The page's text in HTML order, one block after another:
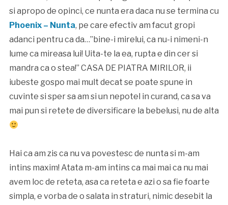
si apropo de opinci, ce nunta era daca nu se termina cu
Phoenix – Nunta, pe care efectiv am facut gropi
adanci pentru ca da…”bine-i mirelui, ca nu-i nimeni-n
lume ca mireasa lui! Uita-te la ea, rupta e din cer si
mandra ca o stea!” CASA DE PIATRA MIRILOR, ii
iubeste gospo mai mult decat se poate spune in
cuvinte si sper sa am si un nepotel in curand, ca sa va
mai pun si retete de diversificare la bebelusi, nu de alta
Hai ca am zis ca nu va povestesc de nunta si m-am
intins maxim! Atata m-am intins ca mai mai ca nu mai
avem loc de reteta, asa ca reteta e azi o sa fie foarte
simpla, e vorba de o salata in straturi, nimic desebit la